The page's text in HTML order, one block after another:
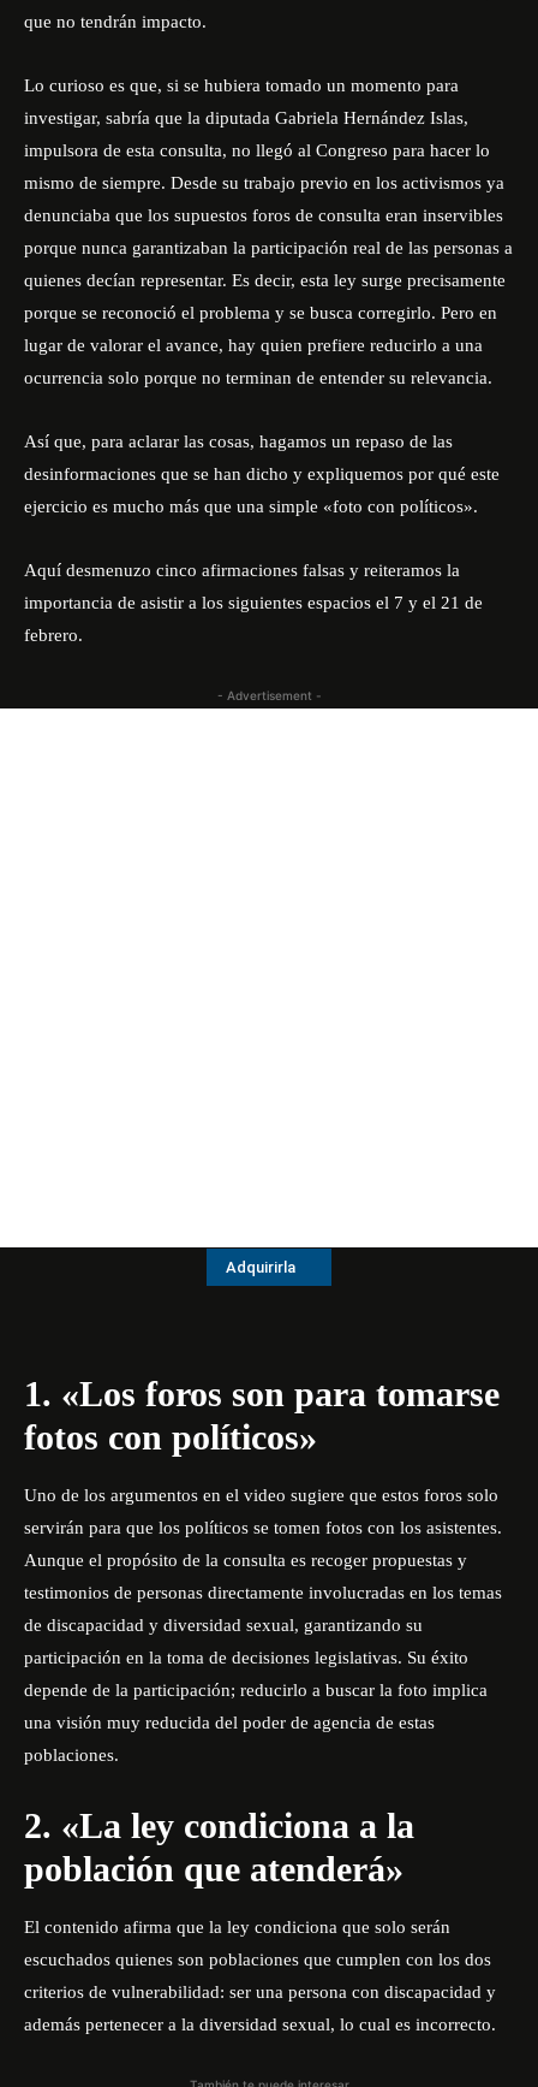
que no tendrán impacto.
Lo curioso es que, si se hubiera tomado un momento para
investigar, sabría que la diputada Gabriela Hernández Islas,
impulsora de esta consulta, no llegó al Congreso para hacer lo
mismo de siempre. Desde su trabajo previo en los activismos ya
denunciaba que los supuestos foros de consulta eran inservibles
porque nunca garantizaban la participación real de las personas a
quienes decían representar. Es decir, esta ley surge precisamente
porque se reconoció el problema y se busca corregirlo. Pero en
lugar de valorar el avance, hay quien prefiere reducirlo a una
ocurrencia solo porque no terminan de entender su relevancia.
Así que, para aclarar las cosas, hagamos un repaso de las
desinformaciones que se han dicho y expliquemos por qué este
ejercicio es mucho más que una simple «foto con políticos».
Aquí desmenuzo cinco afirmaciones falsas y reiteramos la
importancia de asistir a los siguientes espacios el 7 y el 21 de
febrero.
- Advertisement -
Adquirirla
1. «Los foros son para tomarse
fotos con políticos»
Uno de los argumentos en el video sugiere que estos foros solo
servirán para que los políticos se tomen fotos con los asistentes.
Aunque el propósito de la consulta es recoger propuestas y
testimonios de personas directamente involucradas en los temas
de discapacidad y diversidad sexual, garantizando su
participación en la toma de decisiones legislativas. Su éxito
depende de la participación; reducirlo a buscar la foto implica
una visión muy reducida del poder de agencia de estas
poblaciones.
2. «La ley condiciona a la
población que atenderá»
El contenido afirma que la ley condiciona que solo serán
escuchados quienes son poblaciones que cumplen con los dos
criterios de vulnerabilidad: ser una persona con discapacidad y
además pertenecer a la diversidad sexual, lo cual es incorrecto.